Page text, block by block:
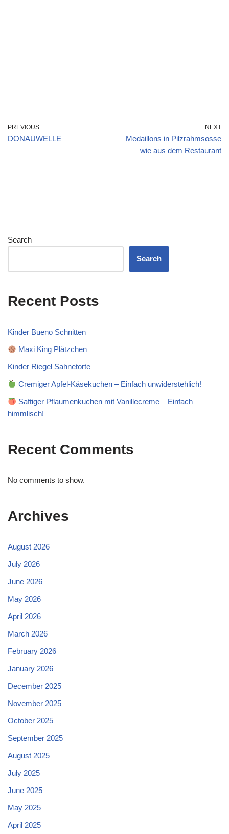
PREVIOUS
DONAUWELLE
NEXT
Medaillons in Pilzrahmsosse
wie aus dem Restaurant
Search
Search
Recent Posts
Kinder Bueno Schnitten
Maxi King Plätzchen
Kinder Riegel Sahnetorte
Cremiger Apfel-Käsekuchen – Einfach unwiderstehlich!
Saftiger Pflaumenkuchen mit Vanillecreme – Einfach
himmlisch!
Recent Comments
No comments to show.
Archives
August 2026
July 2026
June 2026
May 2026
April 2026
March 2026
February 2026
January 2026
December 2025
November 2025
October 2025
September 2025
August 2025
July 2025
June 2025
May 2025
April 2025